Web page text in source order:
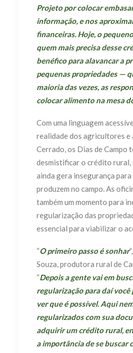
Projeto por colocar
informação, e nos
financeiras. Hoje, o
quem mais precisa desse
benéfico para alavancar a
pequenas propriedades —
maioria das vezes, as
colocar alimento na mesa
Com uma linguagem
realidade dos agricultores
Cerrado, os Dias de Campo
desmistificar o crédito rural,
ainda gera insegurança
produzem no campo. As
também um momento para
regularização das
essencial para viabilizar o
“O primeiro passo é sonhar
Souza, produtora rural de
“Depois a gente vai em
regularização para daí
ver que é possível. Aqui
regularizados com sua
adquirir um crédito rural,
a importância de se buscar